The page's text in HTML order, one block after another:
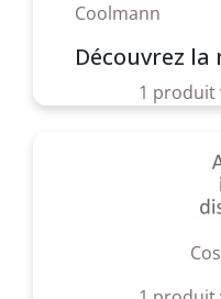
Coolmann
Découvrez
1 produit